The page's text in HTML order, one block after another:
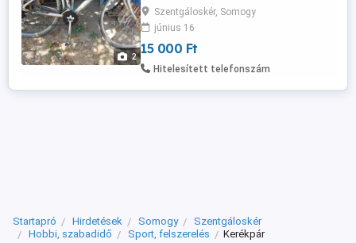
2
ezért ennyi az ára.
Szentgáloskér, Somogy
június 16
15 000 Ft
Hitelesített telefonszám
Startapró Hirdetések Somogy
Szentgáloskér
Hobbi, szabadidő
Sport, felszerelés Kerékpár